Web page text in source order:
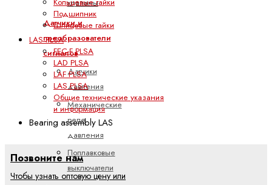
Датчики и
преобразователи
сигналов
Датчики
давления
Механические
реле
давления
Поплавковые
выключатели
Подшипник
Шлицевые гайки
LAS PLSA
FEC-F PLSA
LAD PLSA
LAF PLSA
LAS PLSA
Общие технические указания
и информация
Bearing assembly LAS
Позвоните нам
Чтобы узнать оптовую цену или